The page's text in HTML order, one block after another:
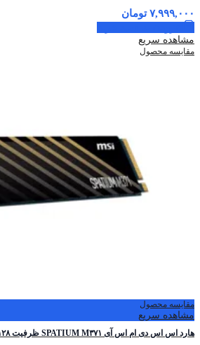
۷,۹۹۹,۰۰۰ تومان
مشاهده سریع
مقایسه محصول
مقایسه محصول
مشاهده سریع
هارد اس اس دی ام اس آی SPATIUM M۳۷۱ ظرفیت ۱۲۸ گیگابایت